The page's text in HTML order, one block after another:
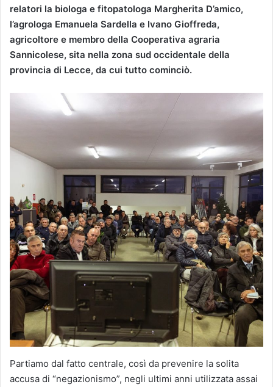
relatori la biologa e fitopatologa Margherita D’amico,
l’agrologa Emanuela Sardella e Ivano Gioffreda,
agricoltore e membro della Cooperativa agraria
Sannicolese, sita nella zona sud occidentale della
provincia di Lecce, da cui tutto cominciò.
Partiamo dal fatto centrale, così da prevenire la solita
accusa di “negazionismo”, negli ultimi anni utilizzata assai